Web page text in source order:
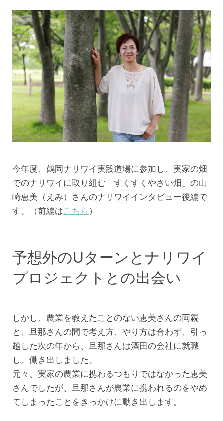
今年度、鶴岡ナリワイ実践道場に参加し、実家の畑
でのナリワイに取り組む「すくすくやさい畑」の山
崎恵美（えみ）さんのナリワイインタビュー後編で
す。（前編はこちら）
予想外のUターンとナリワイ
プロジェクトとの出会い
しかし、農業を教えたことのない恵美さんの両親
と、旦那さんの間で考え方、やり方は合わず、引っ
越した次の年から、旦那さんは酒田の会社に就職
し、働き出しました。
元々、実家の農業に携わるつもりではなかった恵美
さんでしたが、旦那さんが農業に携われるのをやめ
てしまったことをきっかけに動き出します。